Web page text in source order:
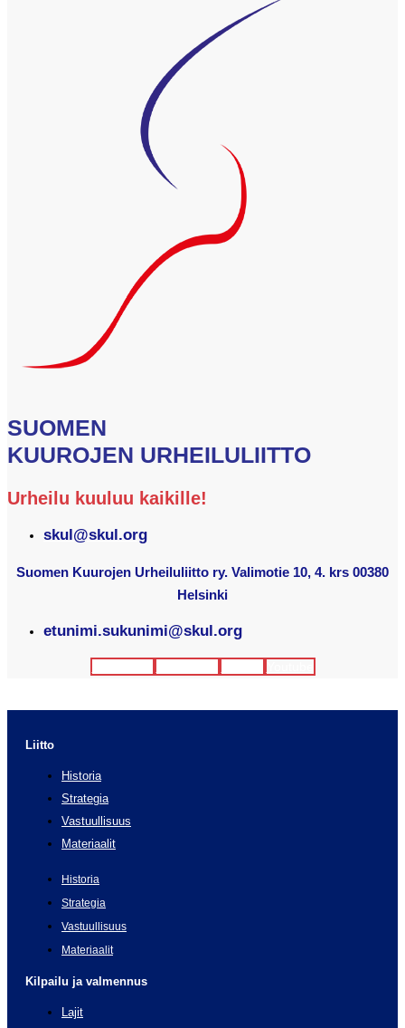
SUOMEN
KUUROJEN URHEILULIITTO
Urheilu kuuluu kaikille!
skul@skul.org
Suomen Kuurojen Urheiluliitto ry. Valimotie 10, 4. krs 00380
Helsinki
etunimi.sukunimi@skul.org
Liitto
Historia
Strategia
Vastuullisuus
Materiaalit
Historia
Strategia
Vastuullisuus
Materiaalit
Kilpailu ja valmennus
Lajit